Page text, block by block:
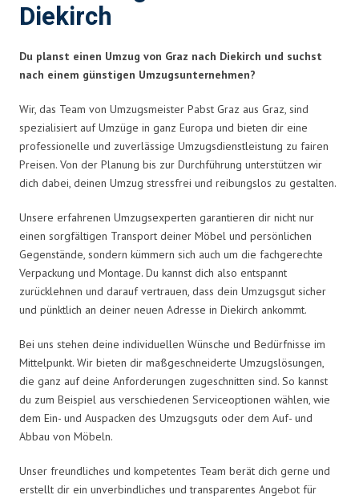
Diekirch
Du planst einen Umzug von Graz nach Diekirch und suchst
nach einem günstigen Umzugsunternehmen?
Wir, das Team von Umzugsmeister Pabst Graz aus Graz, sind
spezialisiert auf Umzüge in ganz Europa und bieten dir eine
professionelle und zuverlässige Umzugsdienstleistung zu fairen
Preisen. Von der Planung bis zur Durchführung unterstützen wir
dich dabei, deinen Umzug stressfrei und reibungslos zu gestalten.
Unsere erfahrenen Umzugsexperten garantieren dir nicht nur
einen sorgfältigen Transport deiner Möbel und persönlichen
Gegenstände, sondern kümmern sich auch um die fachgerechte
Verpackung und Montage. Du kannst dich also entspannt
zurücklehnen und darauf vertrauen, dass dein Umzugsgut sicher
und pünktlich an deiner neuen Adresse in Diekirch ankommt.
Bei uns stehen deine individuellen Wünsche und Bedürfnisse im
Mittelpunkt. Wir bieten dir maßgeschneiderte Umzugslösungen,
die ganz auf deine Anforderungen zugeschnitten sind. So kannst
du zum Beispiel aus verschiedenen Serviceoptionen wählen, wie
dem Ein- und Auspacken des Umzugsguts oder dem Auf- und
Abbau von Möbeln.
Unser freundliches und kompetentes Team berät dich gerne und
erstellt dir ein unverbindliches und transparentes Angebot für